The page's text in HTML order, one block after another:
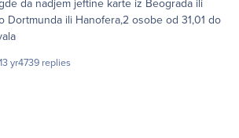
da nadjem jeftine karte iz Beograda ili
Dortmunda ili Hanofera,2 osobe od 31,01 do
13 yr4739 replies